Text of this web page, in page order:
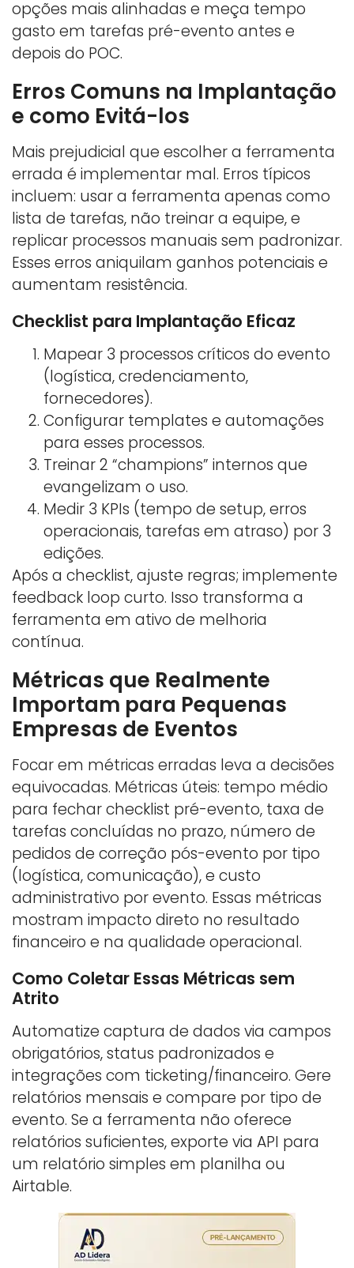
opções mais alinhadas e meça tempo
gasto em tarefas pré-evento antes e
depois do POC.
Erros Comuns na Implantação
e como Evitá-los
Mais prejudicial que escolher a ferramenta
errada é implementar mal. Erros típicos
incluem: usar a ferramenta apenas como
lista de tarefas, não treinar a equipe, e
replicar processos manuais sem padronizar.
Esses erros aniquilam ganhos potenciais e
aumentam resistência.
Checklist para Implantação Eficaz
Mapear 3 processos críticos do evento
(logística, credenciamento,
fornecedores).
Configurar templates e automações
para esses processos.
Treinar 2 “champions” internos que
evangelizam o uso.
Medir 3 KPIs (tempo de setup, erros
operacionais, tarefas em atraso) por 3
edições.
Após a checklist, ajuste regras; implemente
feedback loop curto. Isso transforma a
ferramenta em ativo de melhoria
contínua.
Métricas que Realmente
Importam para Pequenas
Empresas de Eventos
Focar em métricas erradas leva a decisões
equivocadas. Métricas úteis: tempo médio
para fechar checklist pré-evento, taxa de
tarefas concluídas no prazo, número de
pedidos de correção pós-evento por tipo
(logística, comunicação), e custo
administrativo por evento. Essas métricas
mostram impacto direto no resultado
financeiro e na qualidade operacional.
Como Coletar Essas Métricas sem
Atrito
Automatize captura de dados via campos
obrigatórios, status padronizados e
integrações com ticketing/financeiro. Gere
relatórios mensais e compare por tipo de
evento. Se a ferramenta não oferece
relatórios suficientes, exporte via API para
um relatório simples em planilha ou
Airtable.